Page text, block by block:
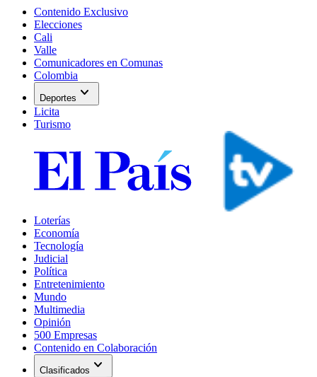
Contenido Exclusivo
Elecciones
Cali
Valle
Comunicadores en Comunas
Colombia
Deportes expand_more
Licita
Turismo
Loterías
Economía
Tecnología
Judicial
Política
Entretenimiento
Mundo
Multimedia
Opinión
500 Empresas
Contenido en Colaboración
Clasificados expand_more